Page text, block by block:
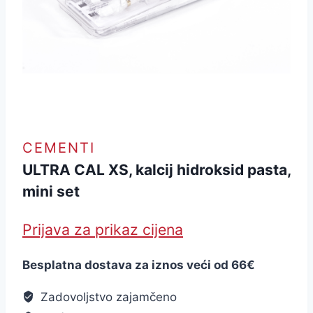
CEMENTI
ULTRA CAL XS, kalcij hidroksid pasta,
mini set
Prijava za prikaz cijena
Besplatna dostava za iznos veći od 66€
Zadovoljstvo zajamčeno